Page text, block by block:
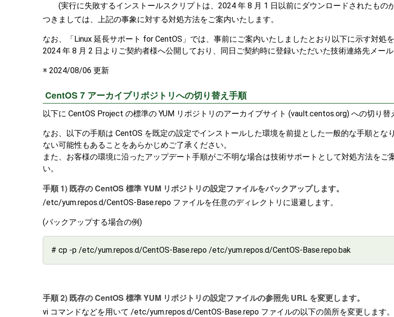
(実行に失敗するインストールスクリプトは、2024 年 8 月 1 日以前にダウンロードされたもの
つきましては、上記の事象に対する対処方法をご案内いたします。
なお、「Linux 延長サポート for CentOS」では、事前にご案内いたしましたとおり以下に示す対処
2024 年 8 月 2 日よりご契約者様へ公開しており、同日ご契約時に登録いただいた技術連絡先メー
※ 2024/08/06 更新
CentOS 7 アーカイブリポジトリへの切り替え手順
以下に CentOS Project の標準の YUM リポジトリのアーカイブサイト (vault.centos.org) への切り替
なお、以下の手順は CentOS を既定の設定でインストールした環境を前提とした一般的な手順と
ない可能性もあることをあらかじめご了承ください。
また、お客様の環境に沿ったアップデート手順がご不明な場合は技術サポートとして対処方法を
い。
手順 1) 既存の CentOS 標準 YUM リポジトリの設定ファイルをバックアップします。
/etc/yum.repos.d/CentOS-Base.repo ファイルを任意のディレクトリに退避します。
(バックアップする場合の例)
# cp -p /etc/yum.repos.d/CentOS-Base.repo /etc/yum.repos.d/CentOS-Base.repo.bak
手順 2) 既存の CentOS 標準 YUM リポジトリの設定ファイルの参照先 URL を変更します。
vi コマンドなどを用いて /etc/yum.repos.d/CentOS-Base.repo ファイルの以下の箇所を変更します。